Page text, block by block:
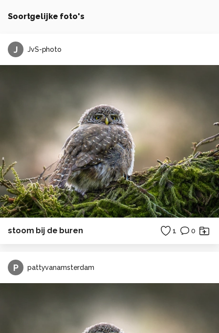
Soortgelijke foto's
J JvS-photo
stoom bij de buren 1 0
P pattyvanamsterdam